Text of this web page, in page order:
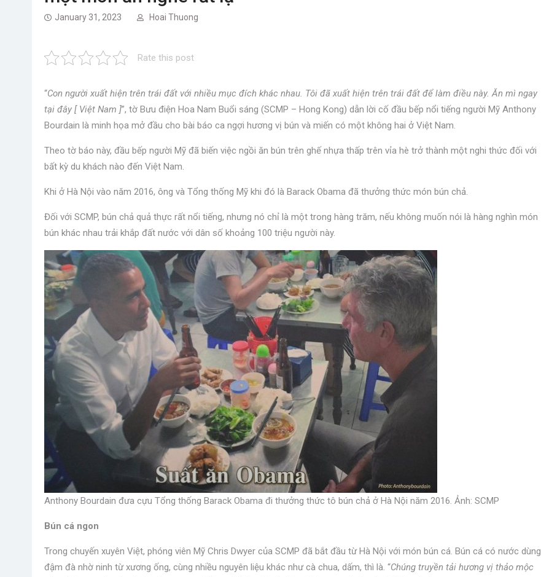
January 31, 2023 Hoai Thuong
Rate this post
“Con người xuất hiện trên trái đất với nhiều mục đích khác nhau. Tôi đã xuất hiện trên trái đất để làm điều này. Ăn mì ngay
tại đây [ Việt Nam ]”, tờ Bưu điện Hoa Nam Buổi sáng (SCMP – Hong Kong) dẫn lời cố đầu bếp nổi tiếng người Mỹ Anthony
Bourdain là minh họa mở đầu cho bài báo ca ngợi hương vị bún và miến có một không hai ở Việt Nam.
Theo tờ báo này, đầu bếp người Mỹ đã biến việc ngồi ăn bún trên ghế nhựa thấp trên vỉa hè trở thành một nghi thức đối với
bất kỳ du khách nào đến Việt Nam.
Khi ở Hà Nội vào năm 2016, ông và Tổng thống Mỹ khi đó là Barack Obama đã thưởng thức món bún chả.
Đối với SCMP, bún chả quả thực rất nổi tiếng, nhưng nó chỉ là một trong hàng trăm, nếu không muốn nói là hàng nghìn món
bún khác nhau trải khắp đất nước với dân số khoảng 100 triệu người này.
Anthony Bourdain đưa cựu Tổng thống Barack Obama đi thưởng thức tô bún chả ở Hà Nội năm 2016. Ảnh: SCMP
Bún cá ngon
Trong chuyến xuyên Việt, phóng viên Mỹ Chris Dwyer của SCMP đã bắt đầu từ Hà Nội với món bún cá. Bún cá có nước dùng
đậm đà nhờ ninh từ xương ống, cùng nhiều nguyên liệu khác như cà chua, dấm, thì là. “Chúng truyền tải hương vị thảo mộc